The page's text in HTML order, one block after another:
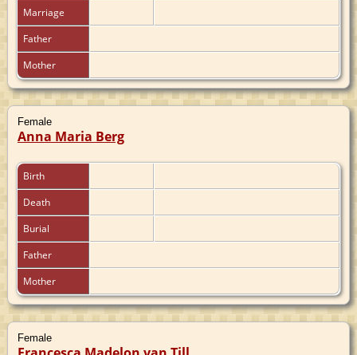
Marriage
Father
Mother
Female
Anna Maria Berg
Birth
Death
Burial
Father
Mother
Female